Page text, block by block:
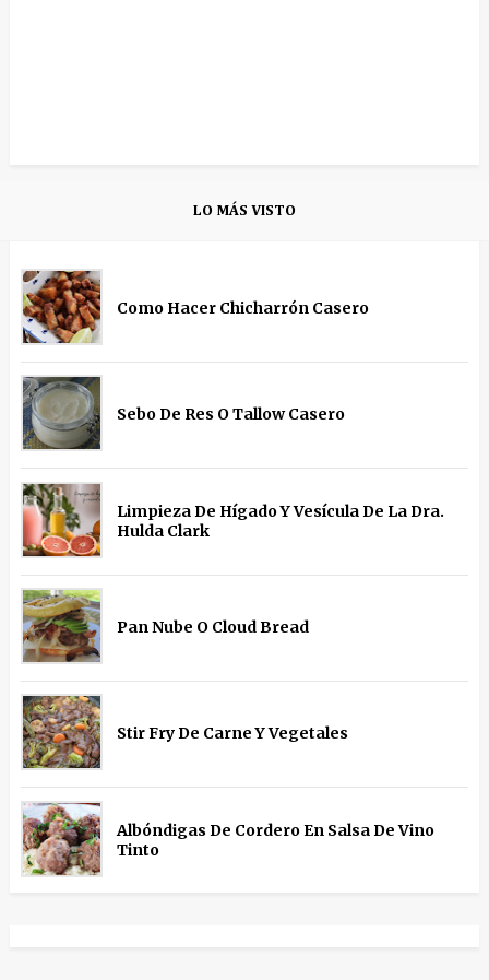
LO MÁS VISTO
Como Hacer Chicharrón Casero
Sebo De Res O Tallow Casero
Limpieza De Hígado Y Vesícula De La Dra.
Hulda Clark
Pan Nube O Cloud Bread
Stir Fry De Carne Y Vegetales
Albóndigas De Cordero En Salsa De Vino
Tinto